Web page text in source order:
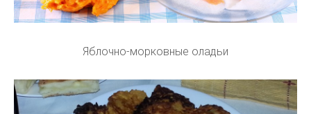
Яблочно-морковные оладьи